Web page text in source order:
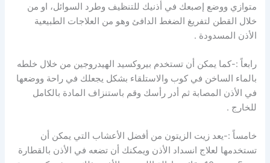
متوازي ووضع إصبعك في أذنيك للتنظيف وطرد السوائل، او من
خلال القطن لتفريغ الضغط الدافئ وهو من العلاجات الطبيعية
الأذن المسدودة .
رابعاً :-كما يمكن أن تستخدم بيروكسيد الهيدروجين من خلال خلطه
بالماء الساخن في كوب والاستلقاء بشكل يجعلك في راحة ووضعها
في الأذن المصابة ثم أدر رأسك وقم باستنزاف المادة بالكامل
للخارج .
خامساً :-يعد زيت الزيتون من أفضل الأعشاب التي يمكن أن
تستخدمها لعلاج انسداد الأذن ويمكنك أن تضعه في الأذن بالقطارة